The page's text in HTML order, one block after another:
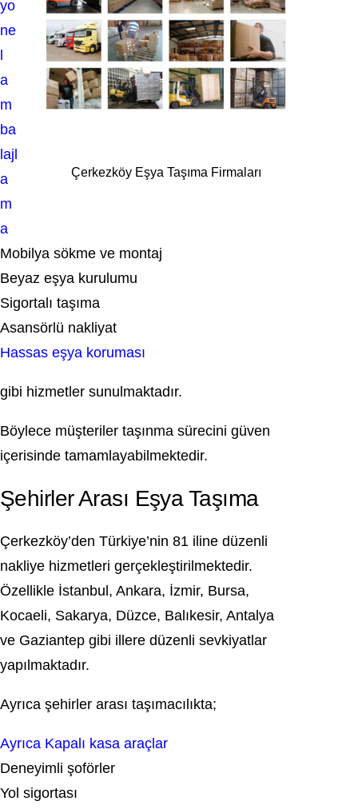
Çerkezköy Eşya Taşıma Firmaları
yo
ne
a
m
ba
lajl
a
m
a
Mobilya sökme ve montaj
Beyaz eşya kurulumu
Sigortalı taşıma
Asansörlü nakliyat
Hassas eşya koruması
gibi hizmetler sunulmaktadır.
Böylece müşteriler taşınma sürecini güven
içerisinde tamamlayabilmektedir.
Şehirler Arası Eşya Taşıma
Çerkezköy’den Türkiye’nin 81 iline düzenli
nakliye hizmetleri gerçekleştirilmektedir.
Özellikle İstanbul, Ankara, İzmir, Bursa,
Kocaeli, Sakarya, Düzce, Balıkesir, Antalya
ve Gaziantep gibi illere düzenli sevkiyatlar
yapılmaktadır.
Ayrıca şehirler arası taşımacılıkta;
Ayrıca Kapalı kasa araçlar
Deneyimli şoförler
Yol sigortası